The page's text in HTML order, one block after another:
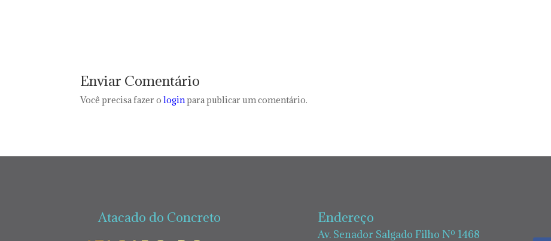
Enviar Comentário
Você precisa fazer ologinpara publicar um comentário.
Atacado do Concreto Endereço
Av. Senador Salgado Filho Nº 1468